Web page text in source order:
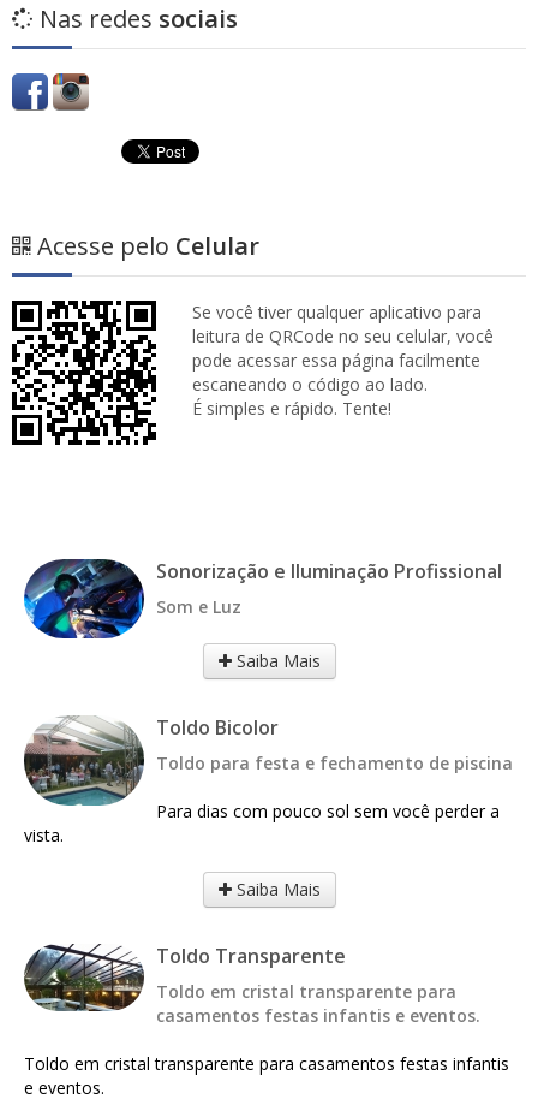
Nas redes sociais
Acesse pelo Celular
Se você tiver qualquer aplicativo para
leitura de QRCode no seu celular, você
pode acessar essa página facilmente
escaneando o código ao lado.
É simples e rápido. Tente!
Sonorização e Iluminação Profissional
Som e Luz
Saiba Mais
Toldo Bicolor
Toldo para festa e fechamento de piscina
Para dias com pouco sol sem você perder a
vista.
Saiba Mais
Toldo Transparente
Toldo em cristal transparente para
casamentos festas infantis e eventos.
Toldo em cristal transparente para casamentos festas infantis
e eventos.